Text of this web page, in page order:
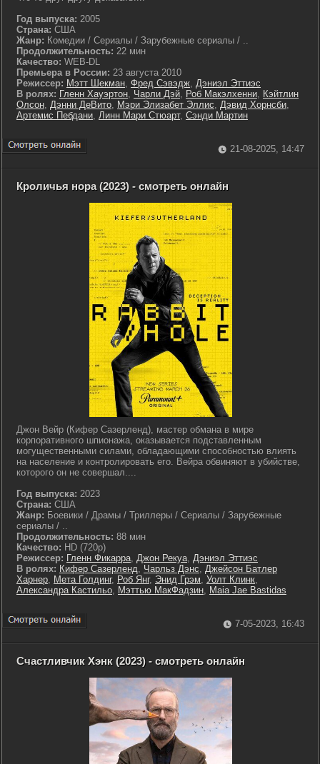
Год выпуска: 2005
Страна: США
Жанр: Комедии / Сериалы / Зарубежные сериалы / ..
Продолжительность: 22 мин
Качество: WEB-DL
Премьера в России: 23 августа 2010
Режиссер: Мэтт Шекман, Фред Сэвэдж, Дэниэл Эттиэс
В ролях: Гленн Хауэртон, Чарли Дэй, Роб Макэлхенни, Кэйтлин
Олсон, Дэнни ДеВито, Мэри Элизабет Эллис, Дэвид Хорнсби,
Артемис Пебдани, Линн Мари Стюарт, Сэнди Мартин
21-08-2025, 14:47
Кроличья нора (2023) - смотреть онлайн
Джон Вейр (Кифер Сазерленд), мастер обмана в мире
корпоративного шпионажа, оказывается подставленным
могущественными силами, обладающими способностью влиять
на население и контролировать его. Вейра обвиняют в убийстве,
которого он не совершал....
Год выпуска: 2023
Страна: США
Жанр: Боевики / Драмы / Триллеры / Сериалы / Зарубежные
сериалы / ..
Продолжительность: 88 мин
Качество: HD (720p)
Режиссер: Гленн Фикарра, Джон Рекуа, Дэниэл Эттиэс
В ролях: Кифер Сазерленд, Чарльз Дэнс, Джейсон Батлер
Харнер, Мета Голдинг, Роб Янг, Энид Грэм, Уолт Клинк,
Александра Кастильо, Мэттью МакФадзин, Maia Jae Bastidas
7-05-2023, 16:43
Счастливчик Хэнк (2023) - смотреть онлайн